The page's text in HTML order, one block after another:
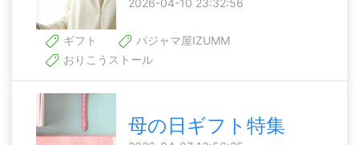
2026-04-10 23:32:56
ギフト
パジャマ屋IZUMM
おりこうストール
母の日ギフト特集